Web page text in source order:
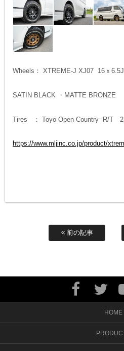
Wheels： XTREME-J XJ07 16ｘ
SATIN BLACK ・MATTE BRONZE
Tires ： Toyo Open Country R/T
https://www.mljinc.co.jp/product/
前の記事
HOME